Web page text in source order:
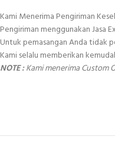
Kami Menerima Pengiriman
Pengiriman menggunakan Jasa
Untuk pemasangan Anda tidak
Kami selalu memberikan
NOTE :Kami menerima Custom